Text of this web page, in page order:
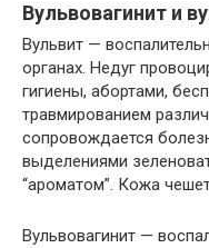
Вульвовагинит и
Вульвит —
органах. Недуг
гигиены, абортами,
травмированием
сопровождается
выделениями
“ароматом”. Кожа
Вульвовагинит —